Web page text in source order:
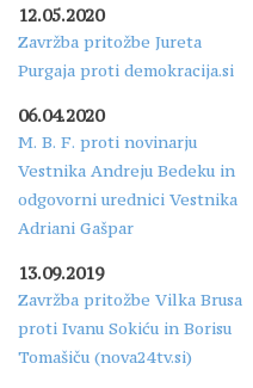
12.05.2020
Zavržba pritožbe Jureta
Purgaja proti demokracija.si
06.04.2020
M. B. F. proti novinarju
Vestnika Andreju Bedeku in
odgovorni urednici Vestnika
Adriani Gašpar
13.09.2019
Zavržba pritožbe Vilka Brusa
proti Ivanu Sokiću in Borisu
Tomašiču (nova24tv.si)